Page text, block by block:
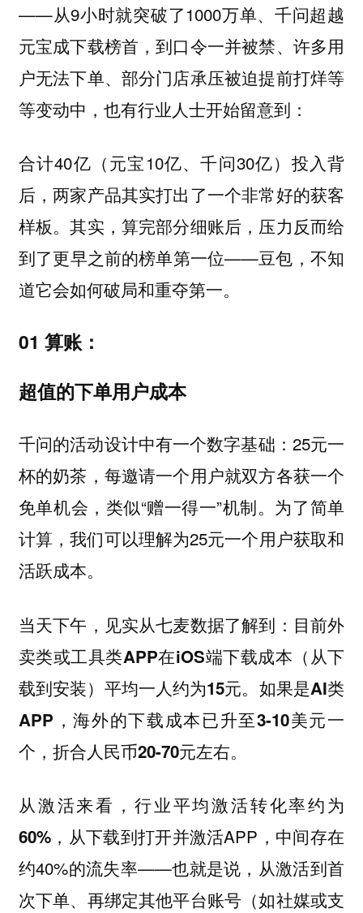
——从9小时就突破了1000万单、千问超越
元宝成下载榜首，到口令一并被禁、许多用
户无法下单、部分门店承压被迫提前打烊等
等变动中，也有行业人士开始留意到：
合计40亿（元宝10亿、千问30亿）投入背
后，两家产品其实打出了一个非常好的获客
样板。其实，算完部分细账后，压力反而给
到了更早之前的榜单第一位——豆包，不知
道它会如何破局和重夺第一。
01 算账：
超值的下单用户成本
千问的活动设计中有一个数字基础：25元一
杯的奶茶，每邀请一个用户就双方各获一个
免单机会，类似“赠一得一”机制。为了简单
计算，我们可以理解为25元一个用户获取和
活跃成本。
当天下午，见实从七麦数据了解到： 目前外
卖类或工具类APP在iOS端下载成本（从下
载到安装）平均一人约为15元。如果是AI类
APP，海外的下载成本已升至3-10美元一
个，折合人民币20-70元左右。
从激活来看，行业平均激活转化率约为
60%， 从下载到打开并激活APP，中间存在
约40%的流失率——也就是说，从激活到首
次下单、再绑定其他平台账号（如社媒或支